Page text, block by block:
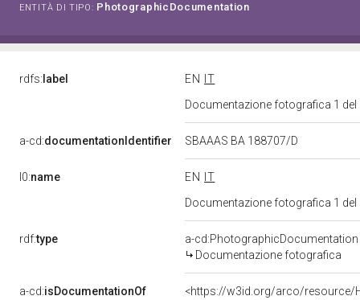
ENTITÀ DI TIPO: PhotographicDocumentation
rdfs: label EN
IT
Documentazione fotografica 1
a-cd:documentationIdentifier SBAAAS BA 188707/D
l0:name EN
IT
Documentazione fotografica 1
rdf:type
a-cd:PhotographicDocumentation
Documentazione fotografica
a-cd:isDocumentationOf
<https://w3id.org/arco/resource/